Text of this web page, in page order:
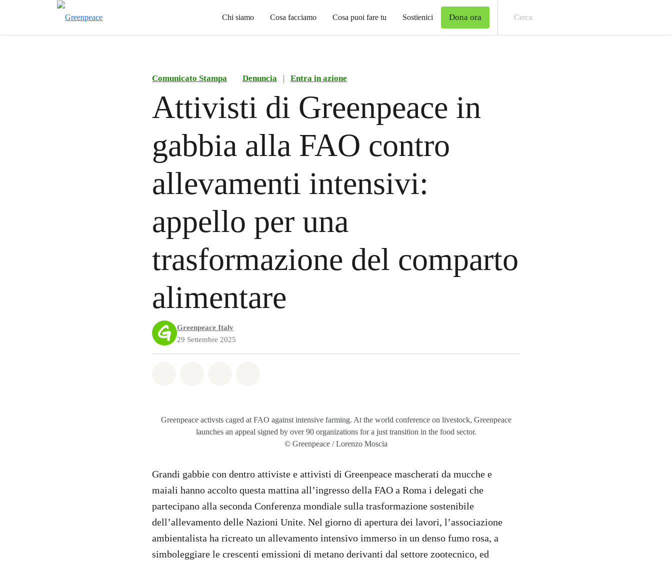
Chi siamo Cosa facciamo Cosa puoi fare tu Sostienici Dona ora
Comunicato Stampa Denuncia | Entra in azione
Attivisti di Greenpeace in
gabbia alla FAO contro
allevamenti intensivi:
appello per una
trasformazione del comparto
alimentare
Greenpeace Italy
29 Settembre 2025
Greenpeace activsts caged at FAO against intensive farming. At the world conference on livestock, Greenpeace
launches an appeal signed by over 90 organizations for a just transition in the food sector.
© Greenpeace / Lorenzo Moscia
Grandi gabbie con dentro attiviste e attivisti di Greenpeace mascherati da mucche e
maiali hanno accolto questa mattina all’ingresso della FAO a Roma i delegati che
partecipano alla seconda Conferenza mondiale sulla trasformazione sostenibile
dell’allevamento delle Nazioni Unite. Nel giorno di apertura dei lavori, l’associazione
ambientalista ha ricreato un allevamento intensivo immerso in un denso fumo rosa, a
simboleggiare le crescenti emissioni di metano derivanti dal settore zootecnico, ed